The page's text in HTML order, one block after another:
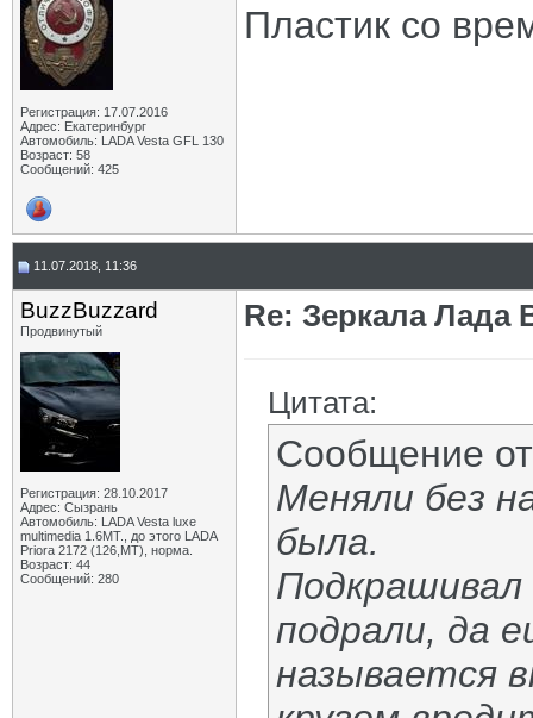
Регистрация: 17.07.2016
Адрес: Екатеринбург
Автомобиль: LADA Vesta GFL 130
Возраст: 58
Сообщений: 425
Пластик со
11.07.2018, 11:36
BuzzBuzzard
Продвинутый
Регистрация: 28.10.2017
Адрес: Сызрань
Автомобиль: LADA Vesta luxe
multimedia 1.6MT., до этого LADA
Priora 2172 (126,MT), норма.
Возраст: 44
Сообщений: 280
Re: Зеркала Лада
Цитата:
Сообщение
Меняли без
была.
подрали, да
называется